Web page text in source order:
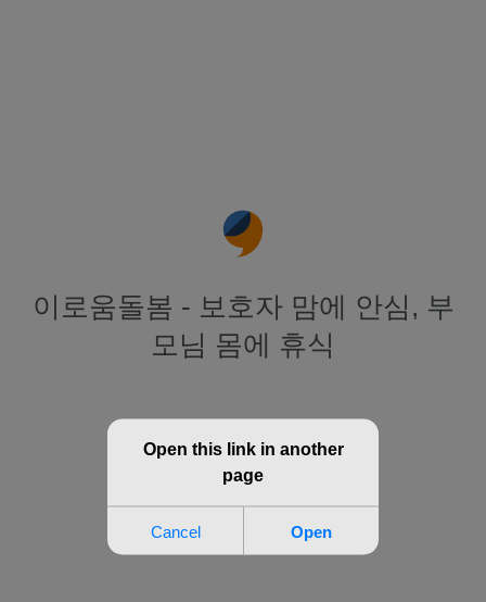
이로움돌봄 - 보호자 맘에 안심, 부
모님 몸에 휴식